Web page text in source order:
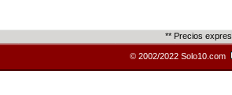
** Precios
© 2002/2022 Solo10.com